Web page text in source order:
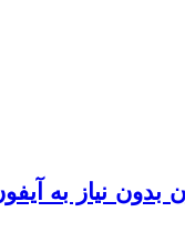
بدون نیاز به